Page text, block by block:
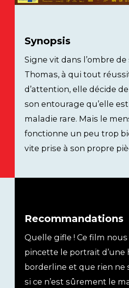
Synopsis
Signe vit dans l’ombre
Thomas, à qui tout
d’attention, elle décide
son entourage qu’elle
maladie rare. Mais le
fonctionne un peu trop
vite prise à son propre
Recommandations
Quelle gifle ! Ce film
pincette le portrait d’une
borderline et que rien ne
si ce n’est sûrement le